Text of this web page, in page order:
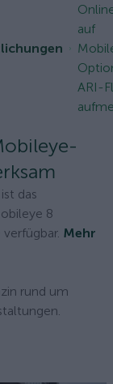
auf
ARI-
das
8
Mehr
rund um